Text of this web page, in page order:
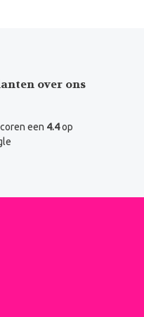
over ons
een 4.4op